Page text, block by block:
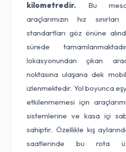
kilometredir. Bu
araçlarımızın hız
standartları göz önüne
sürede
lokasyonundan çıkan
noktasına ulaşana dek
izlenmektedir. Yol boyunca
etkilenmemesi için
sistemlerine ve kasa içi
sahiptir. Özellikle kış
saatlerinde bu rota